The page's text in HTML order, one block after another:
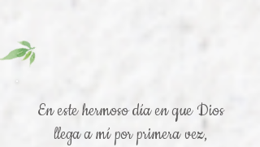
En este hermoso día en que Dios
llega a mípor primera vez,